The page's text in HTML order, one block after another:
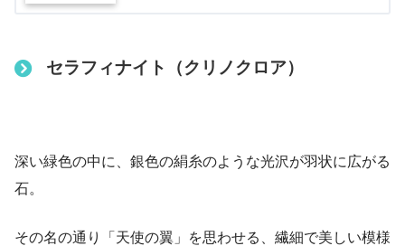
セラフィナイト（クリノクロア）
深い緑色の中に、銀色の絹糸のような光沢が羽状に広がる
石。
その名の通り「天使の翼」を思わせる、繊細で美しい模様